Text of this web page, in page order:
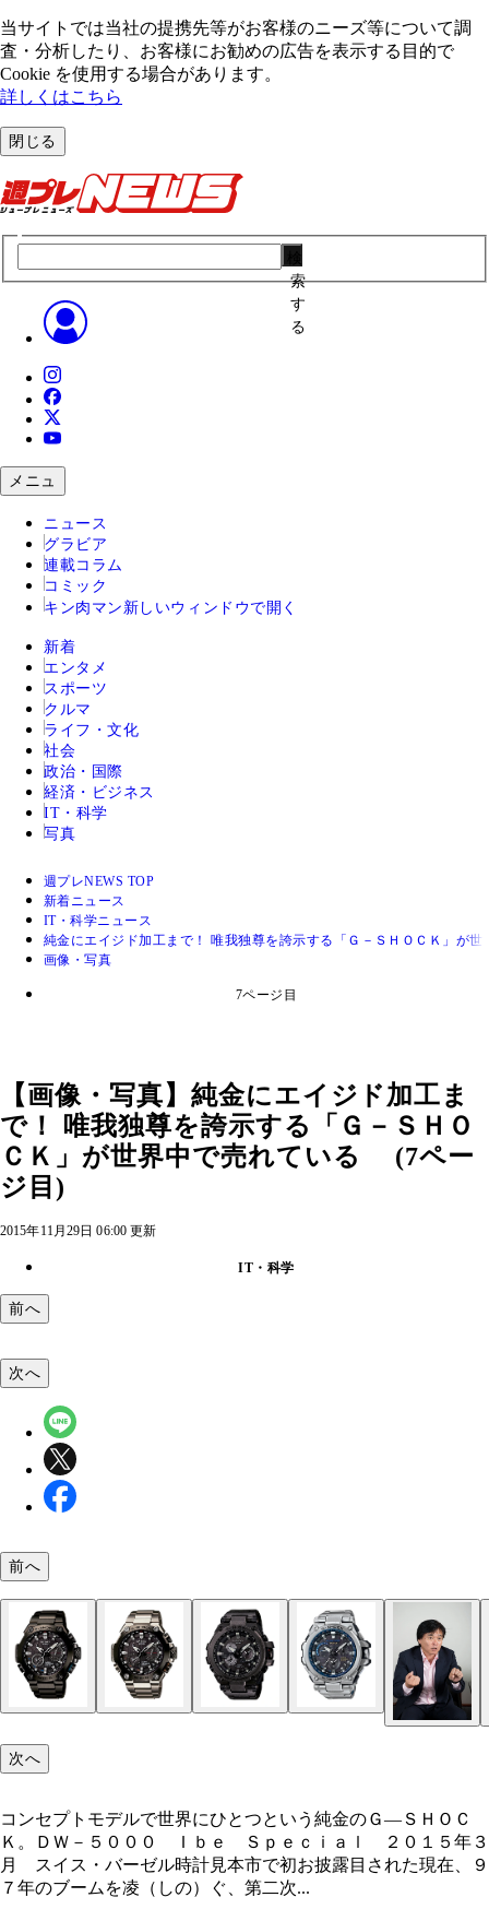
当サイトでは当社の提携先等がお客様のニーズ等について調
査・分析したり、お客様にお勧めの広告を表⽰する⽬的で
Cookie を使⽤する場合があります。
詳しくはこちら
閉じる
索
す
る
メニュ
ニュース
グラビア
連載コラム
コミック
キン肉マン 新しいウィンドウで開く
新着
エンタメ
スポーツ
クルマ
ライフ・文化
社会
政治・国際
経済・ビジネス
IT・科学
写真
週プレNEWS TOP
新着ニュース
IT・科学ニュース
純金にエイジド加工まで！ 唯我独尊を誇示する「Ｇ－ＳＨＯＣＫ」が
画像・写真
7ページ目
【画像・写真】純金にエイジド加工ま
で！ 唯我独尊を誇示する「Ｇ－ＳＨＯ
ＣＫ」が世界中で売れている (7ペー
ジ目)
2015年11月29日 06:00 更新
IT・科学
前へ
コンセプトモデルで世界にひとつという純金のＧ
次へ
前へ
次へ
コンセプトモデルで世界にひとつという純金のＧ―ＳＨＯＣ
Ｋ。ＤＷ－５０００ Ｉｂｅ Ｓｐｅｃｉａｌ ２０１５年３
月 スイス・バーゼル時計見本市で初お披露目された現在、９
７年のブームを凌（しの）ぐ、第二次...